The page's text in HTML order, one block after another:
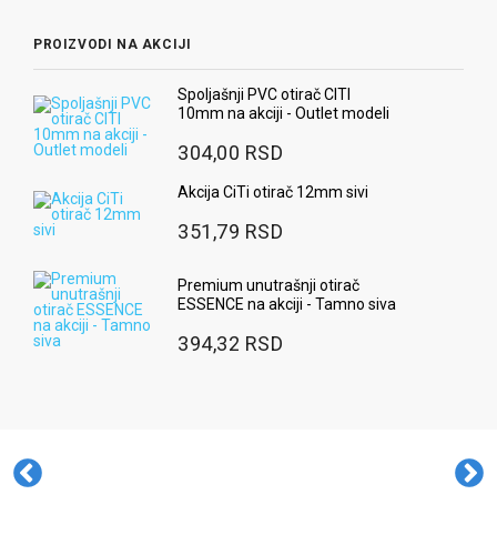
PROIZVODI NA AKCIJI
Spoljašnji PVC otirač CITI
10mm na akciji - Outlet modeli
304,00 RSD
Akcija CiTi otirač 12mm sivi
351,79 RSD
Premium unutrašnji otirač
ESSENCE na akciji - Tamno siva
394,32 RSD